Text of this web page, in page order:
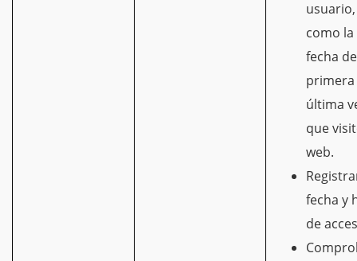
como la
fecha
primera
última
que
web.
fecha y
de